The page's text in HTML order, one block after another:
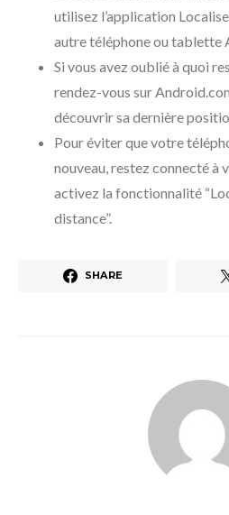
utilisez l’application
autre téléphone ou tablette
Si vous avez oublié à quoi
rendez-vous sur
découvrir sa dernière
Pour éviter que votre
nouveau, restez connecté
activez la fonctionnalité
distance”.
SHARE